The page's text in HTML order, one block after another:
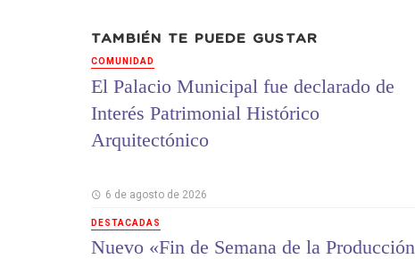
TAMBIÉN TE PUEDE GUSTAR
COMUNIDAD
El Palacio Municipal fue declarado de
Interés Patrimonial Histórico
Arquitectónico
6 de agosto de 2026
DESTACADAS
Nuevo «Fin de Semana de la Producción